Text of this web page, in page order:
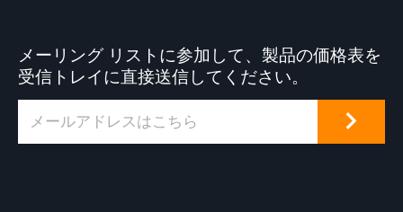
さまざまな持ち上げ
用途に対応する多く
の産業作業場の共通
の特徴です。
す。
メーリング リストに参加して、製品の価格表を
受信トレイに直接送信してください。